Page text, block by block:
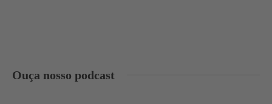
Ouça nosso podcast